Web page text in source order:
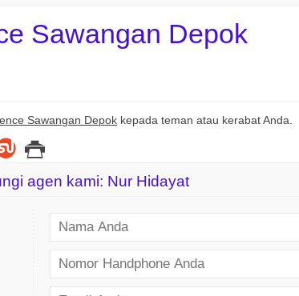
Sawangan Depok
Sawangan Depok kepada teman atau kerabat Anda.
agen kami: Nur Hidayat